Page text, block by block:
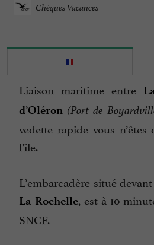
Chèques Vacances
Liaison maritime entre
d’Oléron (Port de
vedette rapide vous n’êtes
l’île.
L’embarcadère situé
La Rochelle, est à 10
SNCF.